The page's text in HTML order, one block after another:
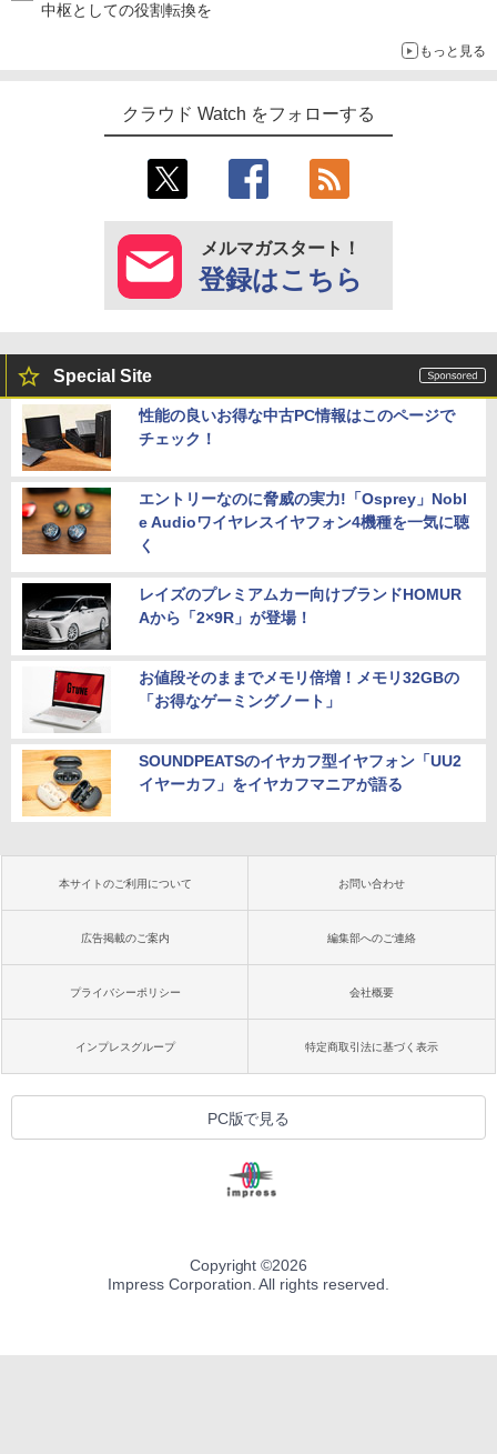
中枢としての役割転換を
もっと見る
クラウド Watch をフォローする
メルマガスタート！
登録はこちら
Special Site
性能の良いお得な中古PC情報はこのページで
チェック！
エントリーなのに脅威の実力!「Osprey」Nobl
e Audioワイヤレスイヤフォン4機種を一気に聴
く
レイズのプレミアムカー向けブランドHOMUR
Aから「2×9R」が登場！
お値段そのままでメモリ倍増！メモリ32GBの
「お得なゲーミングノート」
SOUNDPEATSのイヤカフ型イヤフォン「UU2
イヤーカフ」をイヤカフマニアが語る
本サイトのご利用について お問い合わせ
広告掲載のご案内 編集部へのご連絡
プライバシーポリシー 会社概要
インプレスグループ 特定商取引法に基づく表示
PC版で見る
Copyright ©2026
Impress Corporation. All rights reserved.